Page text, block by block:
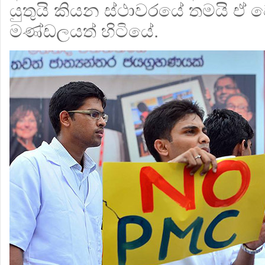
යුතුයි කියන ස්ථාවරයේ තමයි
මණ්ඩලයත් හිටියේ.